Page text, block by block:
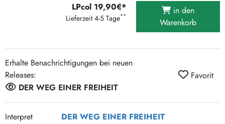
LPcol 19,90€*
Lieferzeit 4-5 Tage**
in den
Warenkorb
Erhalte Benachrichtigungen bei neuen
Releases:
DER WEG EINER FREIHEIT
Favorit
Interpret
DER WEG EINER FREIHEIT